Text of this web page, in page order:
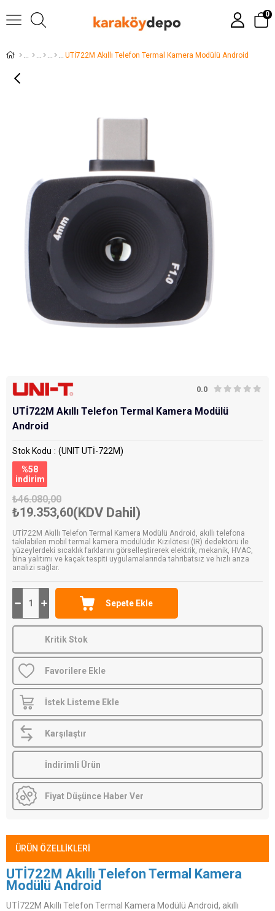
0
UTİ722M Akıllı Telefon Termal Kamera Modülü Android
0.0
UTİ722M Akıllı Telefon Termal Kamera Modülü
Android
Stok Kodu
(UNIT UTİ-722M)
%58
i̇ndirim
₺46.080,00
₺19.353,60(KDV Dahil)
UTİ722M Akıllı Telefon Termal Kamera Modülü Android, akıllı telefona
takılabilen mobil termal kamera modülüdır. Kızılötesi (IR) dedektörü ile
yüzeylerdeki sıcaklık farklarını görselleştirerek elektrik, mekanik, HVAC,
bina yalıtımı ve kaçak tespiti uygulamalarında tahribatsız ve hızlı arıza
analizi sağlar.
Kritik Stok
Favorilere Ekle
İstek Listeme Ekle
Karşılaştır
İndirimli Ürün
Fiyat Düşünce Haber Ver
ÜRÜN ÖZELLIKLERI
UTİ722M Akıllı Telefon Termal Kamera
Modülü Android
UTİ722M Akıllı Telefon Termal Kamera Modülü Android, akıllı